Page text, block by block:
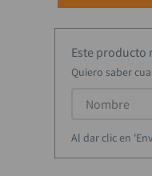
Este producto
Quiero saber
Al dar clic en